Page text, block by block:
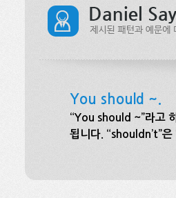
You should ~.
“You should ~”라고
됩니다. “shouldn’t”